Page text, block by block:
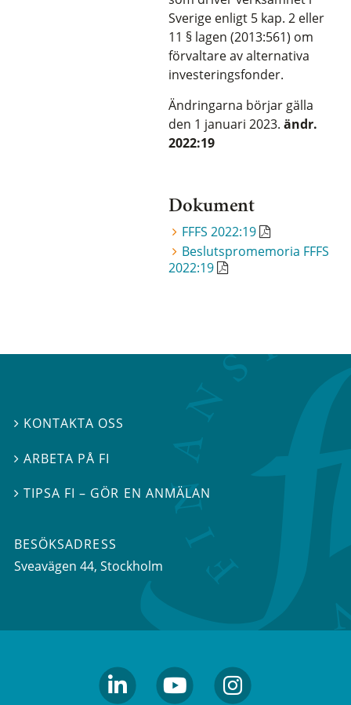
Sverige enligt 5 kap. 2 eller
11 § lagen (2013:561) om
förvaltare av alternativa
investeringsfonder.
Ändringarna börjar gälla
den 1 januari 2023.ändr.
2022:19
Dokument
FFFS 2022:19
Beslutspromemoria FFFS
2022:19
 KONTAKTA OSS
 ARBETA PÅ FI
TIPSA FI – GÖR EN ANMÄLAN
BESÖKSADRESS
Sveavägen 44, Stockholm